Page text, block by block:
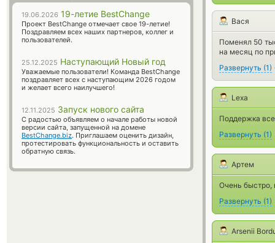
Вася
Поменял 50
на месяц по
Развернуть (1)
Lexa
Поддержка
Развернуть (1)
Артем
Очень быстро,
Развернуть (1)
Arsenii
19.06.2026 19-летие BestChange
Проект BestChange отмечает свое 19-летие!
Поздравляем всех наших партнеров, коллег и
пользователей.
25.12.2025 Наступающий Новый год
Уважаемые пользователи! Команда BestChange
поздравляет всех с наступающим 2026 годом
и желает всего наилучшего!
12.11.2025 Запуск нового сайта
С радостью объявляем о начале работы новой
версии сайта, запущенной на домене
BestChange.biz. Приглашаем оценить дизайн,
протестировать функциональность и оставить
обратную связь.